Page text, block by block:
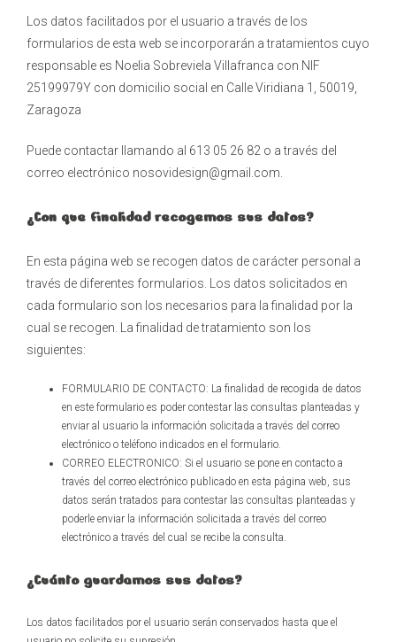
Los datos facilitados por el usuario a través de los
formularios de esta web se incorporarán a tratamientos cuyo
responsable es Noelia Sobreviela Villafranca con NIF
25199979Y con domicilio social en Calle Viridiana 1, 50019,
Zaragoza
Puede contactar llamando al 613 05 26 82 o a través del
correo electrónico nosovidesign@gmail.com.
¿Con que finalidad recogemos sus datos?
En esta página web se recogen datos de carácter personal a
través de diferentes formularios. Los datos solicitados en
cada formulario son los necesarios para la finalidad por la
cual se recogen. La finalidad de tratamiento son los
siguientes:
FORMULARIO DE CONTACTO: La finalidad de recogida de datos
en este formulario es poder contestar las consultas planteadas y
enviar al usuario la información solicitada a través del correo
electrónico o teléfono indicados en el formulario.
CORREO ELECTRONICO: Si el usuario se pone en contacto a
través del correo electrónico publicado en esta página web, sus
datos serán tratados para contestar las consultas planteadas y
poderle enviar la información solicitada a través del correo
electrónico a través del cual se recibe la consulta.
¿Cuánto guardamos sus datos?
Los datos facilitados por el usuario serán conservados hasta que el